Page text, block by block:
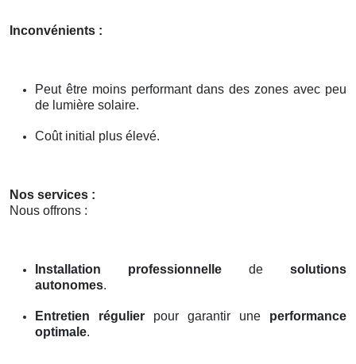
Inconvénients :
Peut être moins performant dans des zones avec peu
de lumière solaire.
Coût initial plus élevé.
Nos services :
Nous offrons :
Installation professionnelle de solutions
autonomes.
Entretien régulier pour garantir une performance
optimale.